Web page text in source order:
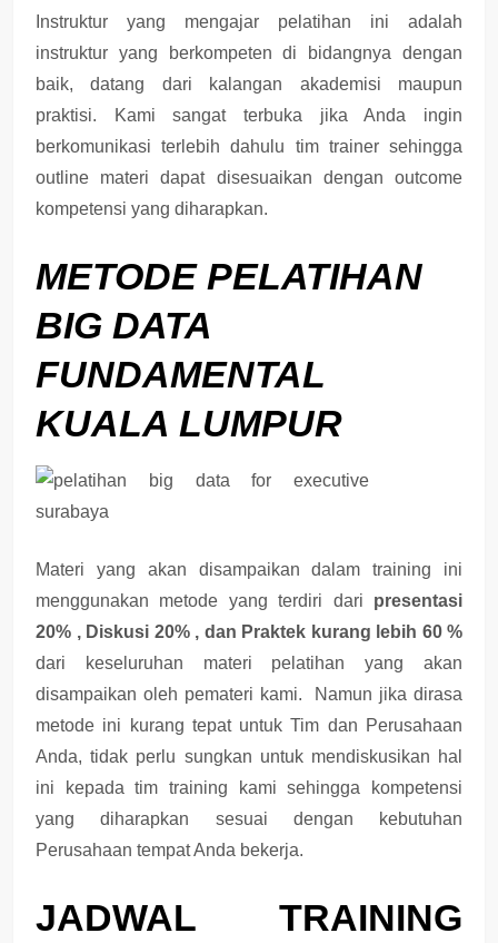
Instruktur yang mengajar pelatihan ini adalah
instruktur yang berkompeten di bidangnya dengan
baik, datang dari kalangan akademisi maupun
praktisi. Kami sangat terbuka jika Anda ingin
berkomunikasi terlebih dahulu tim trainer sehingga
outline materi dapat disesuaikan dengan outcome
kompetensi yang diharapkan.
METODE PELATIHAN
BIG DATA
FUNDAMENTAL
KUALA LUMPUR
Materi yang akan disampaikan dalam training ini
menggunakan metode yang terdiri dari presentasi
20% , Diskusi 20% , dan Praktek kurang lebih 60 %
dari keseluruhan materi pelatihan yang akan
disampaikan oleh pemateri kami. Namun jika dirasa
metode ini kurang tepat untuk Tim dan Perusahaan
Anda, tidak perlu sungkan untuk mendiskusikan hal
ini kepada tim training kami sehingga kompetensi
yang diharapkan sesuai dengan kebutuhan
Perusahaan tempat Anda bekerja.
JADWAL TRAINING